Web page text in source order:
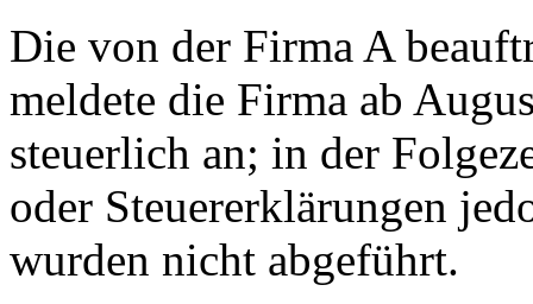
Die von der Firma A
meldete die Firma ab
steuerlich an; in der
oder Steuererklärungen
wurden nicht abgeführt.